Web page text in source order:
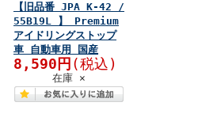
【旧品番 JPA K-42 /
55B19L 】 Premium
アイドリングストップ
車 自動車用 国産
8,590円 (税込)
在庫 ×